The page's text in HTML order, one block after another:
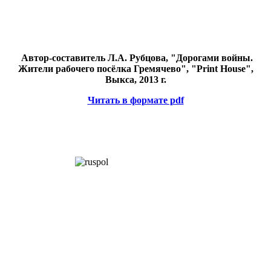
Автор-составитель Л.А. Рубцова, "Дорогами войны.
Жители рабочего посёлка Гремячево", "Print House",
Выкса, 2013 г.
Читать в формате pdf